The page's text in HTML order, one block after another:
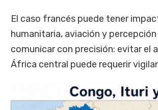
El caso francés puede tener
humanitaria, aviación y
comunicar con precisión: evitar el
África central puede requerir